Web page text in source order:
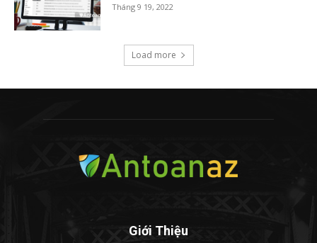
Tháng 9 19, 2022
Load more
Giới Thiệu